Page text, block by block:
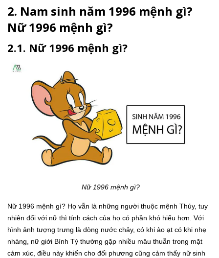
2. Nam sinh năm 1996 mệnh gì?
Nữ 1996 mệnh gì?
2.1. Nữ 1996 mệnh gì?
Nữ 1996 mệnh gì?
Nữ 1996 mệnh gì? Họ vẫn là những người thuộc mệnh Thủy, tuy
nhiên đối với nữ thì tính cách của họ có phần khó hiểu hơn. Với
hình ảnh tượng trưng là dòng nước chảy, có khi ào ạt có khi nhẹ
nhàng, nữ giới Bính Tý thường gặp nhiều mâu thuẫn trong mặt
cảm xúc, điều này khiến cho đối phương cũng cảm thấy nữ sinh